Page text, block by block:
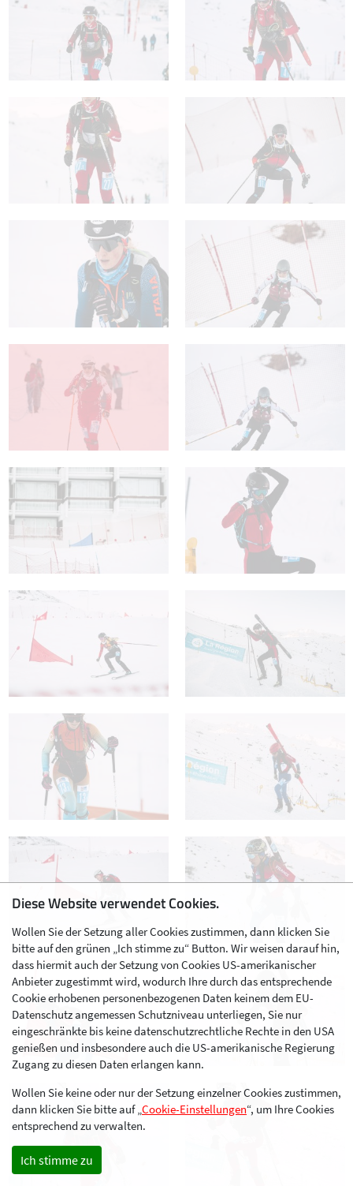
Diese Website verwendet Cookies.
Wollen Sie der Setzung aller Cookies zustimmen, dann klicken Sie
bitte auf den grünen „Ich stimme zu“ Button. Wir weisen darauf hin,
dass hiermit auch der Setzung von Cookies US-amerikanischer
Anbieter zugestimmt wird, wodurch Ihre durch das entsprechende
Cookie erhobenen personenbezogenen Daten keinem dem EU-
Datenschutz angemessen Schutzniveau unterliegen, Sie nur
eingeschränkte bis keine datenschutzrechtliche Rechte in den USA
genießen und insbesondere auch die US-amerikanische Regierung
Zugang zu diesen Daten erlangen kann.
Wollen Sie keine oder nur der Setzung einzelner Cookies zustimmen,
dann klicken Sie bitte auf „Cookie-Einstellungen“, um Ihre Cookies
entsprechend zu verwalten.
Ich stimme zu